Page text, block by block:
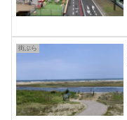
街ぶら